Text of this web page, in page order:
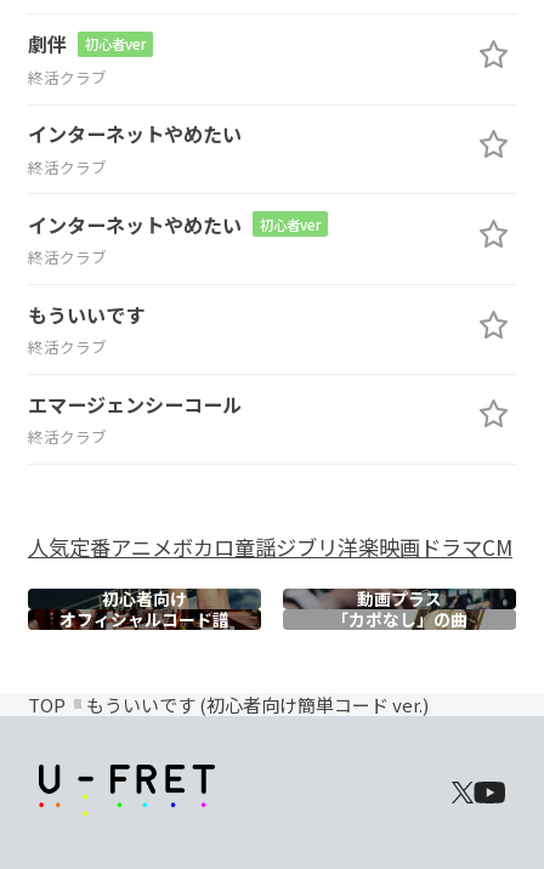
劇伴 初心者ver
終活クラブ
インターネットやめたい
終活クラブ
インターネットやめたい 初心者ver
終活クラブ
もういいです
終活クラブ
エマージェンシーコール
終活クラブ
人気定番アニメボカロ童謡ジブリ洋楽映画ドラマCM
初心者向け
動画プラス
オフィシャルコード譜 「カポなし」の曲
TOP もういいです (初心者向け簡単コード ver.)